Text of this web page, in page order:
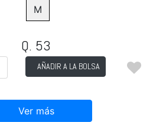
M
Q. 53
AÑADIR A LA BOLSA
Ver más